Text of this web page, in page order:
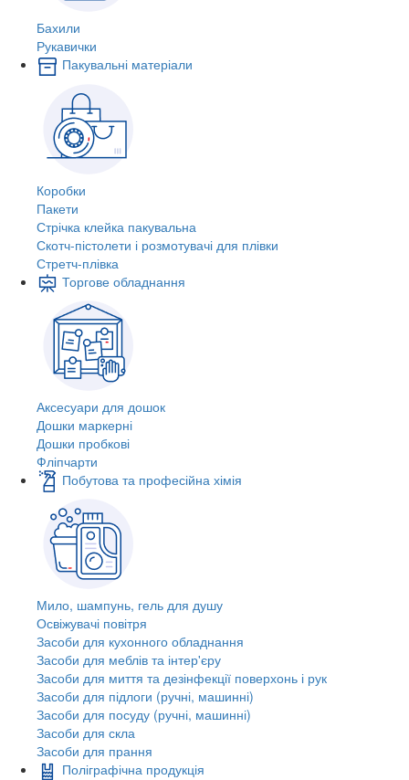
Бахили
Рукавички
Пакувальні матеріали
Коробки
Пакети
Стрічка клейка пакувальна
Скотч-пістолети і розмотувачі для плівки
Стретч-плівка
Торгове обладнання
Аксесуари для дошок
Дошки маркерні
Дошки пробкові
Фліпчарти
Побутова та професійна хімія
Мило, шампунь, гель для душу
Освіжувачі повітря
Засоби для кухонного обладнання
Засоби для меблів та інтер'єру
Засоби для миття та дезінфекції поверхонь і рук
Засоби для підлоги (ручні, машинні)
Засоби для посуду (ручні, машинні)
Засоби для скла
Засоби для прання
Поліграфічна продукція